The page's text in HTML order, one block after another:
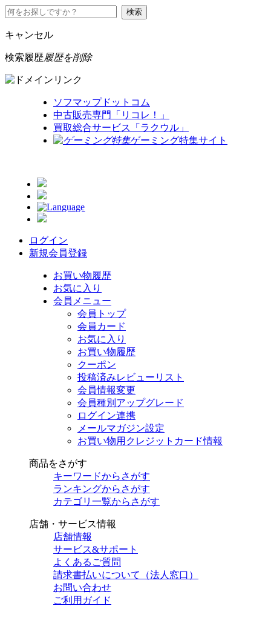
キャンセル
検索履歴履歴を削除
ソフマップドットコム
中古販売専門「リコレ！」
買取総合サービス「ラクウル」
ゲーミング特集サイト
ログイン
新規会員登録
お買い物履歴
お気に入り
会員メニュー
会員トップ
会員カード
お気に入り
お買い物履歴
クーポン
投稿済みレビューリスト
会員情報変更
会員種別アップグレード
ログイン連携
メールマガジン設定
お買い物用クレジットカード情報
商品をさがす
キーワードからさがす
ランキングからさがす
カテゴリ一覧からさがす
店舗・サービス情報
店舗情報
サービス&サポート
よくあるご質問
請求書払いについて（法人窓口）
お問い合わせ
ご利用ガイド